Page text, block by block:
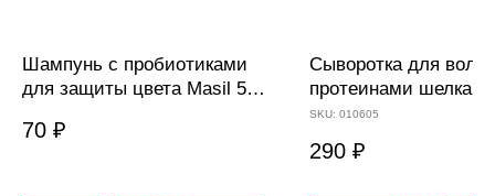
Шампунь с пробиотиками
для защиты цвета Masil 5
Shampoo, 8мл
70 ₽
Сыворотка для
протеинами шелка
ESTHETIC HOUSE
SKU: 010605
290 ₽